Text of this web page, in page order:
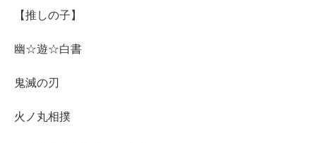
【推しの子】
幽☆遊☆白書
鬼滅の刃
火ノ丸相撲